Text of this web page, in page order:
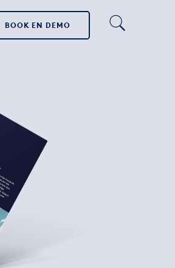
BOOK EN DEMO